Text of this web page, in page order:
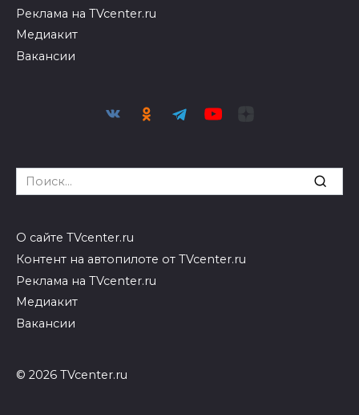
Реклама на TVcenter.ru
Медиакит
Вакансии
Search
for:
О сайте TVcenter.ru
Контент на автопилоте от TVcenter.ru
Реклама на TVcenter.ru
Медиакит
Вакансии
© 2026 TVcenter.ru